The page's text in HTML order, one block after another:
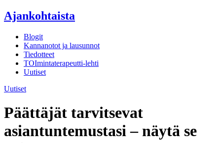
Ajankohtaista
Blogit
Kannanotot ja lausunnot
Tiedotteet
TOImintaterapeutti-lehti
Uutiset
Uutiset
Päättäjät tarvitsevat
asiantuntemustasi – näytä se